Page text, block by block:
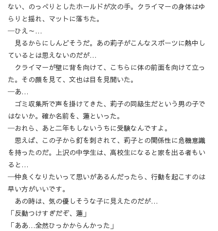
ない、のっぺりとしたホールドが次の手。クライマーの身体はゆ
らりと揺れ、マットに落ちた。
─ひえ～…
見るからにしんどそうだ。あの莉子がこんなスポーツに熱中し
ているとは思えないのだが…
クライマーが壁に背を向けて、こちらに体の前面を向けて立っ
た。その顔を見て、文也は目を見開いた。
─あ…
ゴミ収集所で声を掛けてきた、莉子の同級生だという男の子で
はないか。確か名前を、蓮といった。
─おれら、あと二年もしないうちに受験なんですよ。
思えば、この子から釘を刺されて、莉子との関係性に危機意識
を持ったのだ。上沢の中学生は、高校生になると家を出る者もい
ると…
─仲良くなりたいって思いがあるんだったら、行動を起こすのは
早い方がいいです。
あの時は、気の優しそうな子に見えたのだが…
「反動つけすぎだぞ、蓮」
「ああ…全然ひっかからんかった」